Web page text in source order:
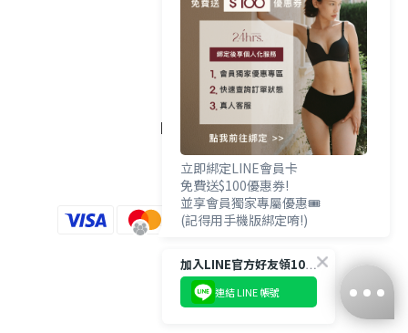
政策與條款
隱私權政策
FOLLOW US
立即綁定LINE會員卡
免費送$100優惠券!
並享會員獨家專屬優惠🎟️
(記得用手機版綁定唷!)
加入LINE官方好友領100優惠券💰
連結 LINE 帳號